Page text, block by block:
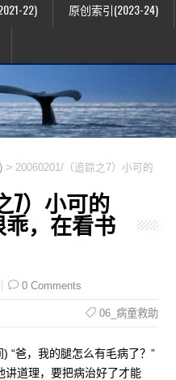
22) 原创索引(2023-24)
> 20060201/（追踪之7）小可的
7）小可的
，在看书
0 Comments
06_病童救助
“爸，我的腿怎么有毛病了？”
讲道理，要把病治好了才能